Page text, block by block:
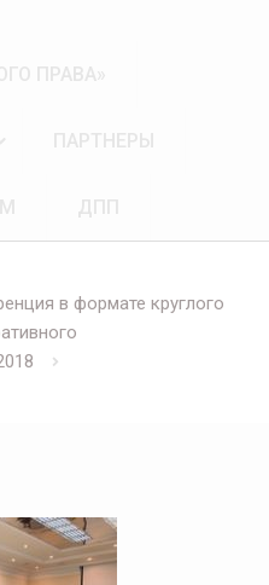
в формате круглого